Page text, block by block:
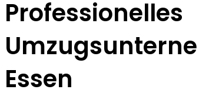
Professionelles
Essen